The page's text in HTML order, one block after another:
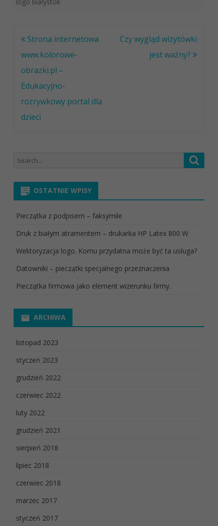
Nawigacja
wpisu
Strona internetowa
www.kolorowe-
obrazki.pl –
Edukacyjno-
rozrywkowy portal dla
dzieci
Czy wygląd wizytówki
jest ważny?
Search
OSTATNIE WPISY
Pieczątka z podpisem – faksymile
Druk z białym atramentem – drukarka HP Latex 800 W
Wektoryzacja logo. Komu przydatna może być ta usługa?
Datowniki – pieczątki specjalnego przeznaczenia
Pieczątka firmowa jako element wizerunku firmy.
ARCHIWA
listopad 2023
styczeń 2023
grudzień 2022
czerwiec 2022
luty 2022
grudzień 2021
sierpień 2018
lipiec 2018
czerwiec 2018
marzec 2017
styczeń 2017